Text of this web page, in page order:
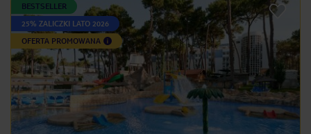
BESTSELLER
25% ZALICZKI LATO 2026
OFERTA PROMOWANA